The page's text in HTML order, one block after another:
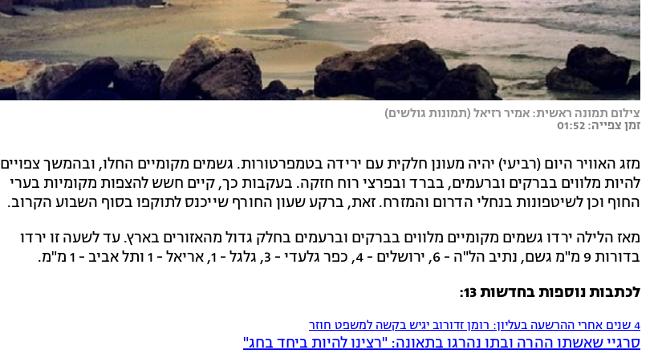
צילום תמונה ראשית: אמיר רזיאל (תמונות גולשים)
זמן צפייה: 01:52
מזג האוויר היום (רביעי) יהיה מעונן חלקית עם ירידה בטמפרטורות. גשמים מקומיים החלו, ובהמשך צפויים
להיות מלווים בברקים וברעמים, בברד ובפרצי רוח חזקה. בעקבות כך, קיים חשש להצפות מקומיות בערי
החוף וכן לשיטפונות בנחלי הדרום והמזרח. זאת, ברקע שעון החורף שייכנס לתוקפו בסוף השבוע הקרוב.
מאז הלילה ירדו גשמים מקומיים מלווים בברקים וברעמים בחלק גדול מהאזורים בארץ. עד לשעה זו ירדו
בדורות 9 מ"מ גשם, נתיב הל"ה - 6, ירושלים - 4, כפר גלעדי - 3, גלגל - 1, אריאל - 1 ותל אביב - 1 מ"מ.
לכתבות נוספות בחדשות 13:
4 שנים אחרי ההרשעה בעליון: רומן זדורוב יגיש בקשה למשפט חוזר
סרגיי שאשתו ההרה ובתו נהרגו בתאונה: "רצינו להיות ביחד בחג"